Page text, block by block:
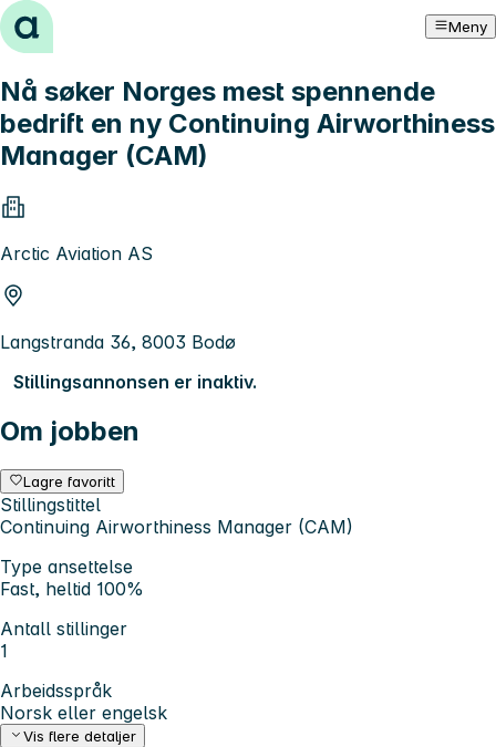
Hopp til innhold Meny
Nå søker Norges mest spennende
bedrift en ny Continuing Airworthiness
Manager (CAM)
Arctic Aviation AS
Langstranda 36, 8003 Bodø
Stillingsannonsen er inaktiv.
Om jobben
Lagre favoritt
Stillingstittel
Continuing Airworthiness Manager (CAM)
Type ansettelse
Fast, heltid 100%
Antall stillinger
1
Arbeidsspråk
Norsk eller engelsk
Vis flere detaljer